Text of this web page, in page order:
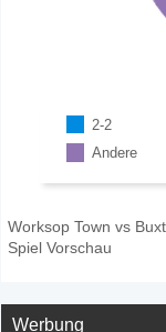
2-2
Andere
Worksop Town vs
Spiel Vorschau
Werbung